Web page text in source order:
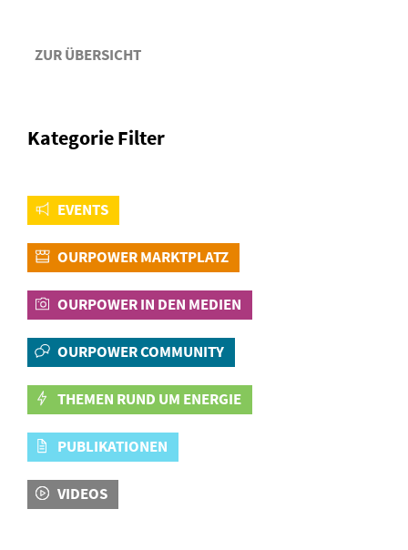
ZUR ÜBERSICHT
Kategorie Filter
EVENTS
OURPOWER MARKTPLATZ
OURPOWER IN DEN MEDIEN
OURPOWER COMMUNITY
THEMEN RUND UM ENERGIE
PUBLIKATIONEN
VIDEOS